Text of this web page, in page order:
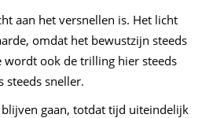
aan het versnellen is. Het licht
omdat het bewustzijn steeds
ook de trilling hier steeds
steeds sneller.
gaan, totdat tijd uiteindelijk